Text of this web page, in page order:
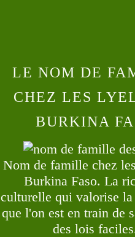
LE NOM DE
CHEZ LES
BURKINA
Nom de famille chez
Burkina Faso. La
culturelle qui valorise la
que l'on est en train de
des lois